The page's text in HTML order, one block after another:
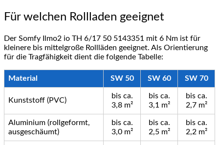
Für welchen Rollladen geeignet
Der Somfy Ilmo2 io TH 6/17 50 5143351 mit 6 Nm ist für
kleinere bis mittelgroße Rollläden geeignet. Als Orientierung
für die Tragfähigkeit dient die folgende Tabelle:
Material SW 50 SW 60 SW 70
Kunststoff (PVC)
bis ca.
3,8 m²
bis ca.
3,1 m²
bis ca.
2,7 m²
Aluminium (rollgeformt,
ausgeschäumt)
bis ca.
3,0 m²
bis ca.
2,5 m²
bis ca.
2,2 m²